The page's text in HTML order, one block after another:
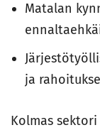
Matalan
ja
Kolmas